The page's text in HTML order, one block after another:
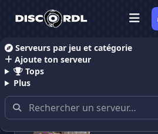
Serveurs par jeu et catégorie
Ajoute ton serveur
Tops
Plus
Accueil Serveurs Discord